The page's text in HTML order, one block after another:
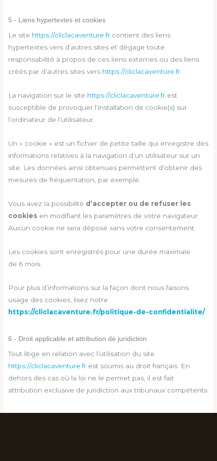
5 - Liens hypertextes et cookies
Le site https://cliclacaventure.fr contient des liens
hypertextes vers d’autres sites et dégage toute
responsabilité à propos de ces liens externes ou des liens
créés par d’autres sites vers https://cliclacaventure.fr
La navigation sur le site https://cliclacaventure.fr est
susceptible de provoquer l’installation de cookie(s) sur
l’ordinateur de l’utilisateur.
Un « cookie » est un fichier de petite taille qui enregistre des
informations relatives à la navigation d’un utilisateur sur un
site. Les données ainsi obtenues permettent d’obtenir des
mesures de fréquentation, par exemple.
Vous avez la possibilité d’accepter ou de refuser les
cookies en modifiant les paramètres de votre navigateur.
Aucun cookie ne sera déposé sans votre consentement.
Les cookies sont enregistrés pour une durée maximale
de 6 mois.
Pour plus d’informations sur la façon dont nous faisons
usage des cookies, lisez notre
https://cliclacaventure.fr/politique-de-confidentialite/
6 - Droit applicable et attribution de juridiction
Tout litige en relation avec l’utilisation du site
https://cliclacaventure.fr est soumis au droit français. En
dehors des cas où la loi ne le permet pas, il est fait
attribution exclusive de juridiction aux tribunaux compétents